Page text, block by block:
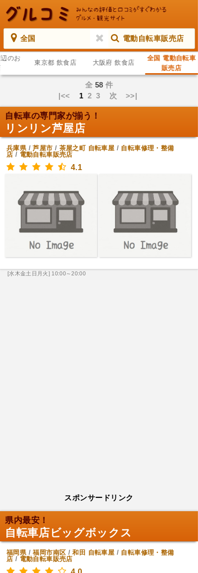
全国 電動自転車販売店
のお
東京都 飲食店 大阪府 飲食店
全国 電動自転車
販売店
全 58 件
|<<
1 2 3 次 >>|
自転車の専門家が揃う！
リンリン芦屋店
兵庫県/芦屋市 / 茶屋之町 自転車屋 / 自転車修理・整備
店 / 電動自転車販売店
4.1
[水木金土日月火] 10:00～20:00
スポンサードリンク
県内最安！
自転車店ビッグボックス
福岡県/福岡市南区 /和田 自転車屋 / 自転車修理・整備
店 / 電動自転車販売店